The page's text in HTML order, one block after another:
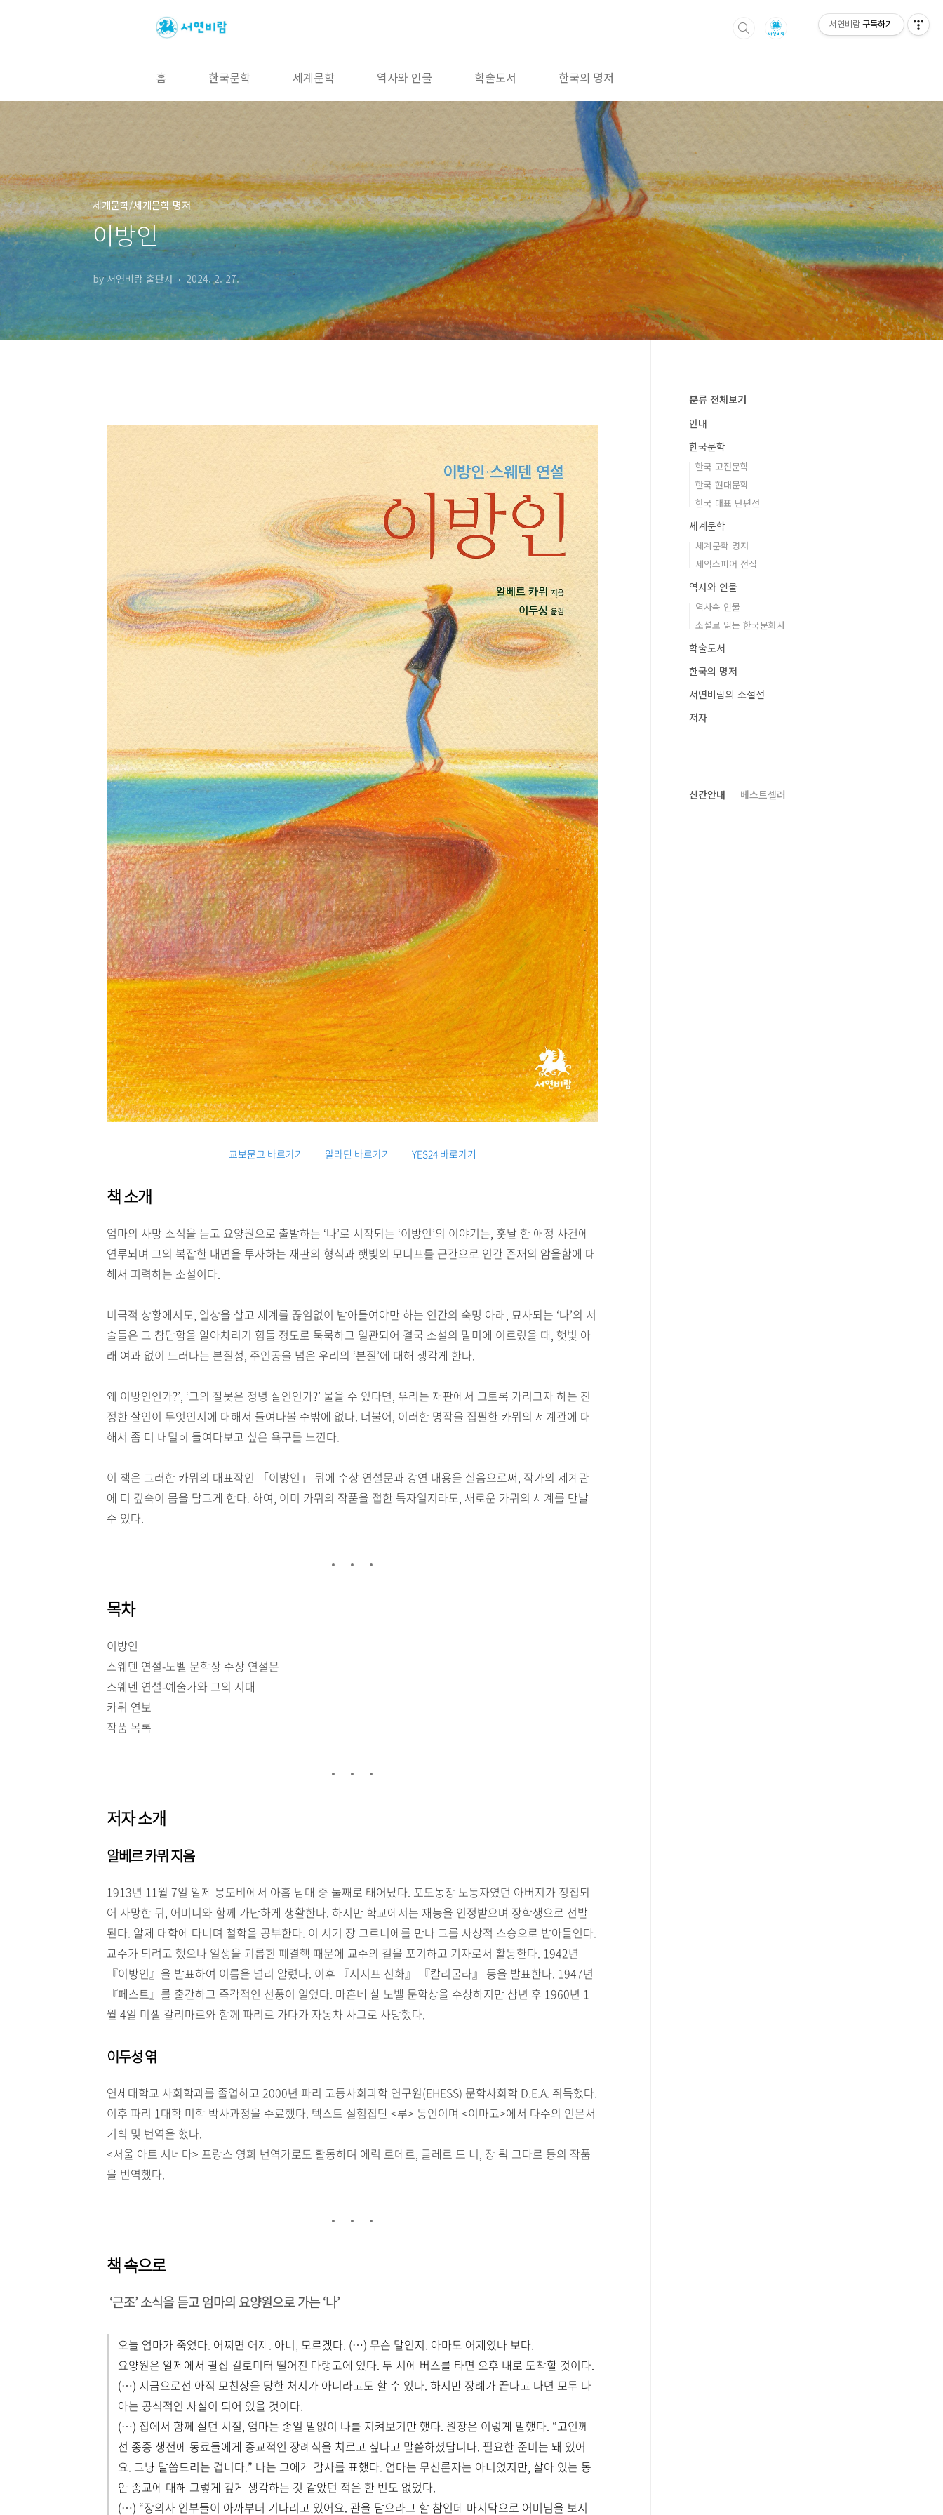
홈 한국문학 세계문학 역사와 인물 학술도서 한국의 명저
세계문학/세계문학 명저
이방인
by 서연비람 출판사 2024. 2. 27.
교보문고 바로가기 알라딘 바로가기 YES24 바로가기
책 소개
엄마의 사망 소식을 듣고 요양원으로 출발하는 ‘나’로 시작되는 ‘이방인’의 이야기는, 훗날 한 애정 사건에
연루되며 그의 복잡한 내면을 투사하는 재판의 형식과 햇빛의 모티프를 근간으로 인간 존재의 암울함에 대
해서 피력하는 소설이다.
비극적 상황에서도, 일상을 살고 세계를 끊임없이 받아들여야만 하는 인간의 숙명 아래, 묘사되는 ‘나’의 서
술들은 그 참담함을 알아차리기 힘들 정도로 묵묵하고 일관되어 결국 소설의 말미에 이르렀을 때, 햇빛 아
래 여과 없이 드러나는 본질성, 주인공을 넘은 우리의 ‘본질’에 대해 생각게 한다.
왜 이방인인가?’, ‘그의 잘못은 정녕 살인인가?’ 물을 수 있다면, 우리는 재판에서 그토록 가리고자 하는 진
정한 살인이 무엇인지에 대해서 들여다볼 수밖에 없다. 더불어, 이러한 명작을 집필한 카뮈의 세계관에 대
해서 좀 더 내밀히 들여다보고 싶은 욕구를 느낀다.
이 책은 그러한 카뮈의 대표작인 「이방인」 뒤에 수상 연설문과 강연 내용을 실음으로써, 작가의 세계관
에 더 깊숙이 몸을 담그게 한다. 하여, 이미 카뮈의 작품을 접한 독자일지라도, 새로운 카뮈의 세계를 만날
수 있다.
목차
이방인
스웨덴 연설-노벨 문학상 수상 연설문
스웨덴 연설-예술가와 그의 시대
카뮈 연보
작품 목록
저자 소개
알베르 카뮈 지음
1913년 11월 7일 알제 몽도비에서 아홉 남매 중 둘째로 태어났다. 포도농장 노동자였던 아버지가 징집되
어 사망한 뒤, 어머니와 함께 가난하게 생활한다. 하지만 학교에서는 재능을 인정받으며 장학생으로 선발
된다. 알제 대학에 다니며 철학을 공부한다. 이 시기 장 그르니에를 만나 그를 사상적 스승으로 받아들인다.
교수가 되려고 했으나 일생을 괴롭힌 폐결핵 때문에 교수의 길을 포기하고 기자로서 활동한다. 1942년
『이방인』을 발표하여 이름을 널리 알렸다. 이후 『시지프 신화』 『칼리굴라』 등을 발표한다. 1947년
『페스트』를 출간하고 즉각적인 선풍이 일었다. 마흔네 살 노벨 문학상을 수상하지만 삼년 후 1960년 1
월 4일 미셸 갈리마르와 함께 파리로 가다가 자동차 사고로 사망했다.
이두성 엮
연세대학교 사회학과를 졸업하고 2000년 파리 고등사회과학 연구원(EHESS) 문학사회학 D.E.A. 취득했다.
이후 파리 1대학 미학 박사과정을 수료했다. 텍스트 실험집단 <루> 동인이며 <이마고>에서 다수의 인문서
기획 및 번역을 했다.
<서울 아트 시네마> 프랑스 영화 번역가로도 활동하며 에릭 로메르, 클레르 드 니, 장 뤽 고다르 등의 작품
을 번역했다.
책 속으로
‘근조’ 소식을 듣고 엄마의 요양원으로 가는 ‘나’
오늘 엄마가 죽었다. 어쩌면 어제. 아니, 모르겠다. (…) 무슨 말인지. 아마도 어제였나 보다.
요양원은 알제에서 팔십 킬로미터 떨어진 마랭고에 있다. 두 시에 버스를 타면 오후 내로 도착할 것이다.
(…) 지금으로선 아직 모친상을 당한 처지가 아니라고도 할 수 있다. 하지만 장례가 끝나고 나면 모두 다
아는 공식적인 사실이 되어 있을 것이다.
(…) 집에서 함께 살던 시절, 엄마는 종일 말없이 나를 지켜보기만 했다. 원장은 이렇게 말했다. “고인께
선 종종 생전에 동료들에게 종교적인 장례식을 치르고 싶다고 말씀하셨답니다. 필요한 준비는 돼 있어
요. 그냥 말씀드리는 겁니다.” 나는 그에게 감사를 표했다. 엄마는 무신론자는 아니었지만, 살아 있는 동
안 종교에 대해 그렇게 깊게 생각하는 것 같았던 적은 한 번도 없었다.
(…) “장의사 인부들이 아까부터 기다리고 있어요. 관을 닫으라고 할 참인데 마지막으로 어머님을 보시
분류 전체보기
안내
한국문학
한국 고전문학
한국 현대문학
한국 대표 단편선
세계문학
세계문학 명저
세익스피어 전집
역사와 인물
역사속 인물
소설로 읽는 한국문화사
학술도서
한국의 명저
서연비람의 소설선
저자
신간안내 베스트셀러
서연비람 구독하기